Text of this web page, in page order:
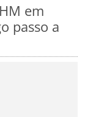
em
passo a